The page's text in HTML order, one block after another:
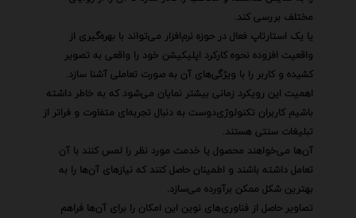
مختلف بررسی کند.
یا یک استارتاپ فعال در حوزه نرم‌افزار می‌تواند با بهره‌گیری از
واقعیت افزوده نحوه کارکرد اپلیکیشن خود را واقعی به تصویر
کشیده و کاربر را با ویژگی‌های آن به صورت تعاملی آشنا سازد.
اهمیت این رویکرد زمانی بیشتر نمایان می‌شود که به خاطر داشته
باشیم کاربران تکنولوژی‌دوست به دنبال تجربه‌ای متفاوت و فراتر از
تبلیغات سنتی هستند.
آن‌ها می‌خواهند محصول یا خدمت مورد نظر را لمس کنند با آن
تعامل داشته باشند و اطمینان حاصل کنند که نیازهای آن‌ها را به
بهترین شکل ممکن برآورده می‌سازد.
تصاویر حاصل از فناوری‌های نوین این امکان را برای آن‌ها فراهم